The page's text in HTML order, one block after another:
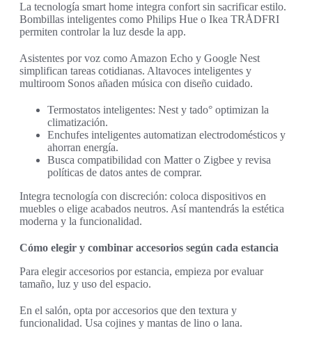
La tecnología smart home integra confort sin sacrificar estilo.
Bombillas inteligentes como Philips Hue o Ikea TRÅDFRI
permiten controlar la luz desde la app.
Asistentes por voz como Amazon Echo y Google Nest
simplifican tareas cotidianas. Altavoces inteligentes y
multiroom Sonos añaden música con diseño cuidado.
Termostatos inteligentes: Nest y tado° optimizan la
climatización.
Enchufes inteligentes automatizan electrodomésticos y
ahorran energía.
Busca compatibilidad con Matter o Zigbee y revisa
políticas de datos antes de comprar.
Integra tecnología con discreción: coloca dispositivos en
muebles o elige acabados neutros. Así mantendrás la estética
moderna y la funcionalidad.
Cómo elegir y combinar accesorios según cada estancia
Para elegir accesorios por estancia, empieza por evaluar
tamaño, luz y uso del espacio.
En el salón, opta por accesorios que den textura y
funcionalidad. Usa cojines y mantas de lino o lana.